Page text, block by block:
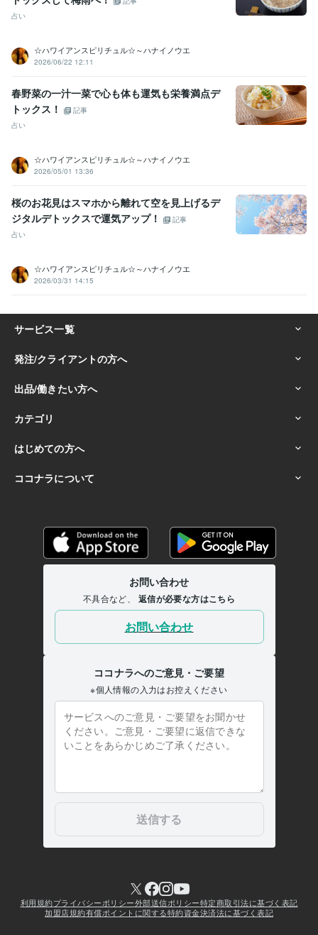
占い
☆ハワイアンスピリチュル☆～ハナイノウエ
2026/06/22 12:11
春野菜の一汁一菜で心も体も運気も栄養満点デ
トックス！
記事
占い
☆ハワイアンスピリチュル☆～ハナイノウエ
2026/05/01 13:36
桜のお花見はスマホから離れて空を見上げるデ
ジタルデトックスで運気アップ！
記事
占い
☆ハワイアンスピリチュル☆～ハナイノウエ
2026/03/31 14:15